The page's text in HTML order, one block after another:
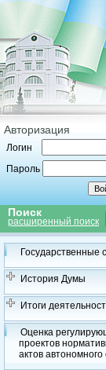
Авторизация
Логин
Пароль
Поиск
расширенный поиск
История Думы
Итоги
Оценка
проектов
актов автономного